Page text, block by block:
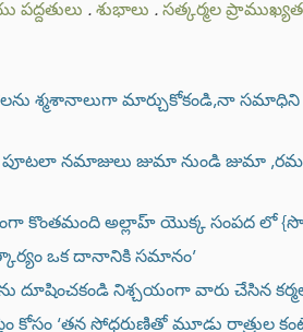
పద్దతులు .శుభాలు .సత్కర్మల
శ్మశానాలుగా మార్చుకోకండి,నా సమాధిని
నమాజులు జుమా నుండి జుమా
కొంతమంది అల్లాహ్ యొక్క సంపద లో
ఒక దానానికి సమానం’
దూషించకండి నిశ్చయంగా వారు చేసిన
కోసం ‘తన సోధరుణితో మూడు రాత్రుల